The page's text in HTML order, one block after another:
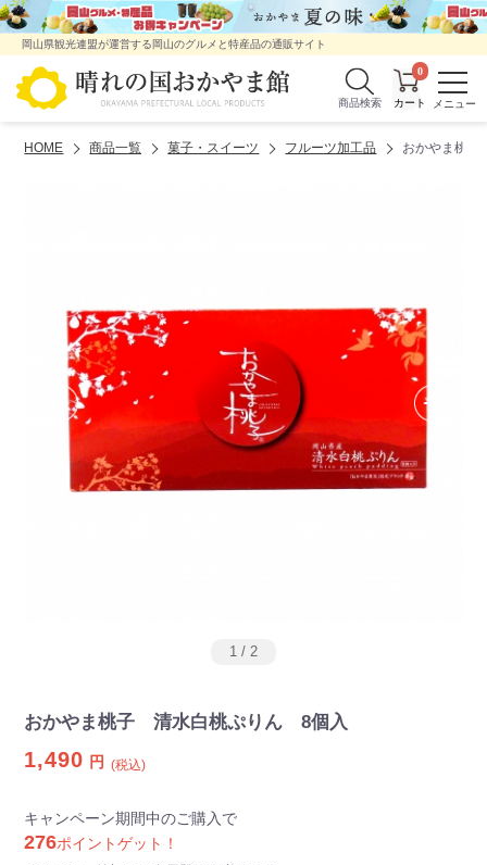
岡山県観光連盟が運営する岡山のグルメと特産品の通販サイト
商品検索
0
HOME 商品一覧 菓子・スイーツ フルーツ加工品 おかやま桃
1 / 2
おかやま桃子 清水白桃ぷりん 8個入
1,490 円 (税込)
キャンペーン期間中のご購入で
276ポイントゲット！